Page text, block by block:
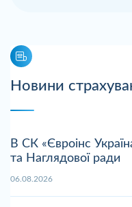
Новини
В СК «Євроінс
та Наглядової ради
06.08.2026